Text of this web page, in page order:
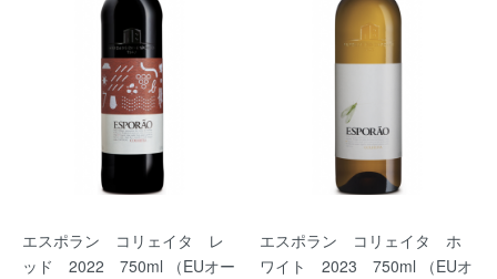
エスポラン コリェイタ レ
ッド 2022 750ml （EUオー
エスポラン コリェイタ ホ
ワイト 2023 750ml （EUオ